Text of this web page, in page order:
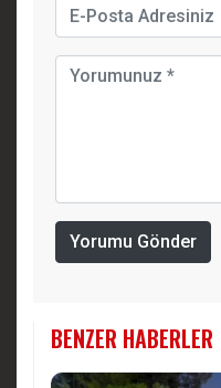
Yorumu Gönder
BENZER HABERLER